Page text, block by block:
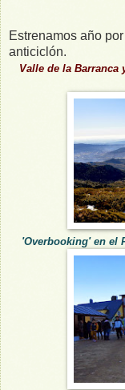
Estrenamos año
anticiclón.
Valle de la Barranca
'Overbooking' en el